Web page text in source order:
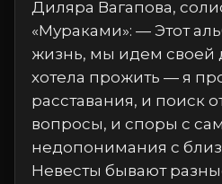
Диляра Вагапова,
«Мураками»: — Этот
жизнь, мы идем своей
хотела прожить — я
расставания, и поиск
вопросы, и споры с
недопонимания с
Невесты бывают